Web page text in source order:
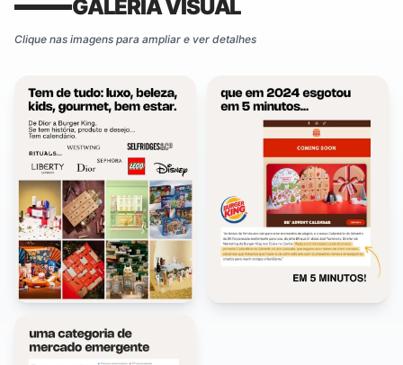
GALERIA VISUAL
Clique nas imagens para ampliar e ver detalhes